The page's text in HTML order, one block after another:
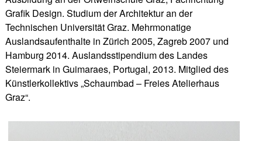
Grafik Design. Studium der Architektur an der
Technischen Universität Graz. Mehrmonatige
Auslandsaufenthalte in Zürich 2005, Zagreb 2007 und
Hamburg 2014. Auslandsstipendium des Landes
Steiermark in Guimaraes, Portugal, 2013. Mitglied des
Künstlerkollektivs „Schaumbad – Freies Atelierhaus
Graz“.